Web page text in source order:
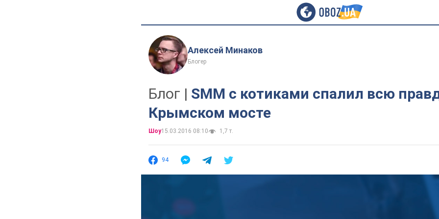
Алексей Минаков
Блогер
Блог | SMM с котиками спалил всю
Крымском мосте
Шоу15.03.2016 08:10 1,7 т.
94